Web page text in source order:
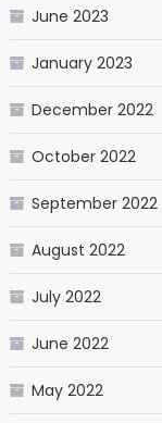
June 2023
January 2023
December 2022
October 2022
September 2022
August 2022
July 2022
June 2022
May 2022